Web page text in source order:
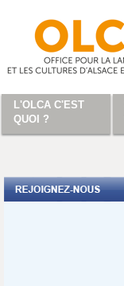
L'OLCA C'EST
QUOI ?